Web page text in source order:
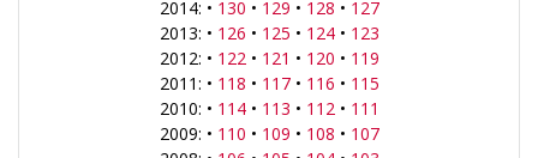
2014: • 130 • 129 • 128 • 127
2013: • 126 • 125 • 124• 123
2012: • 122• 121 • 120 • 119
2011: • 118 • 117• 116 • 115
2010: • 114• 113 • 112• 111
2009: • 110 • 109 • 108 • 107